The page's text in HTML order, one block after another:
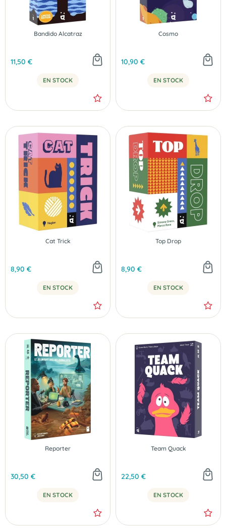
Bandido Alcatraz
11,50 €
EN STOCK
Cosmo
10,90 €
EN STOCK
Cat Trick
8,90 €
EN STOCK
Top Drop
8,90 €
EN STOCK
Reporter
30,50 €
EN STOCK
Team Quack
22,50 €
EN STOCK